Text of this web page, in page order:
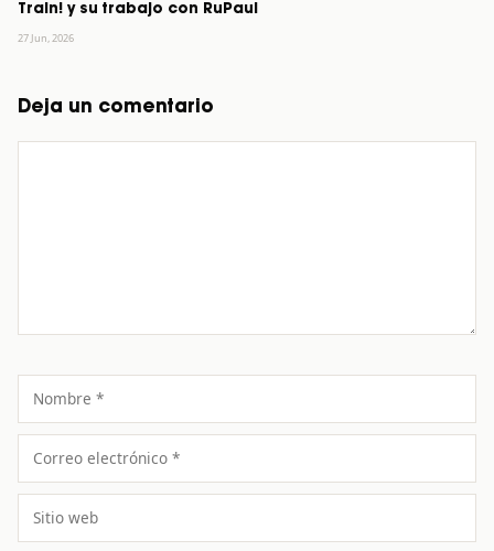
Train! y su trabajo con RuPaul
27 Jun, 2026
Deja un comentario
Nombre
Correo
electrónico
Sitio
web